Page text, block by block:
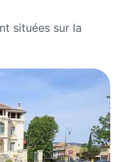
situées sur la